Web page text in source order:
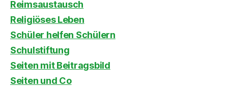
Reimsaustausch
Religiöses Leben
Schüler helfen Schülern
Schulstiftung
Seiten mit Beitragsbild
Seiten und Co